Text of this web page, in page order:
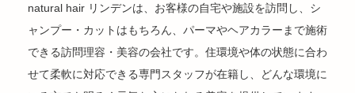
natural hair リンデンは、お客様の自宅や施設を訪問し、シ
ャンプー・カットはもちろん、パーマやヘアカラーまで施術
できる訪問理容・美容の会社です。住環境や体の状態に合わ
せて柔軟に対応できる専門スタッフが在籍し、どんな環境に